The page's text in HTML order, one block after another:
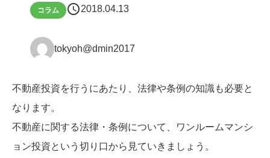
コラム schedule2018.04.13
tokyoh@dmin2017
不動産投資を行うにあたり、法律や条例の知識も必要と
なります。
不動産に関する法律・条例について、ワンルームマンシ
ョン投資という切り口から見ていきましょう。